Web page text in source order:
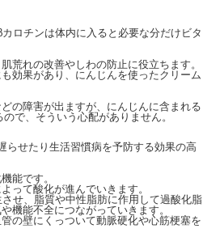
ロチンは体内に入ると必要な分だけビタ
荒れの改善やしわの防止に役立ちます。
効果があり、にんじんを使ったクリーム
の障害が出ますが、にんじんに含まれる
で、そういう心配がありません。
らせたり生活習慣病を予防する効果の高
能です。
って酸化が進んでいきます。
せ、脂質や中性脂肪に作用して過酸化脂
機能不全につながっていきます。
の壁にくっついて動脈硬化や心筋梗塞を